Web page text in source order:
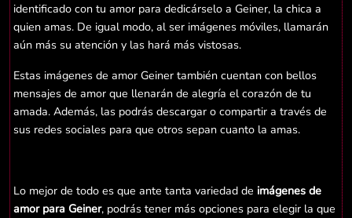
identificado con tu amor para dedicárselo a Geiner, la chica a
quien amas. De igual modo, al ser imágenes móviles, llamarán
aún más su atención y las hará más vistosas.
Estas imágenes de amor Geiner también cuentan con bellos
mensajes de amor que llenarán de alegría el corazón de tu
amada. Además, las podrás descargar o compartir a través de
sus redes sociales para que otros sepan cuanto la amas.
Lo mejor de todo es que ante tanta variedad de imágenes de
amor para Geiner, podrás tener más opciones para elegir la que